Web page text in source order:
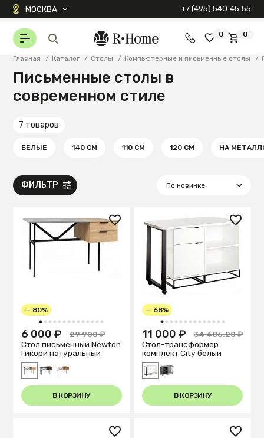
МОСКВА +7 (495) 540‑45‑55
0 0
Главная / Каталог / Столы / Компьютерные и письменные столы /
Письменные столы в
современном стиле
7 товаров
БЕЛЫЕ 140 СМ 110 СМ 120 СМ НА
ФИЛЬТР
1 2 3 4 5 6 7 8 9 1011121314
— 80%
6 000 ₽
29 900 ₽
Стол письменный Newton
Гикори натуральный
В КОРЗИНУ
1 2 3 4 5 6 7 8 9 1011121314
— 68%
11 000 ₽
34 486.20 ₽
Стол-трансформер
комплект City белый
В КОРЗИНУ